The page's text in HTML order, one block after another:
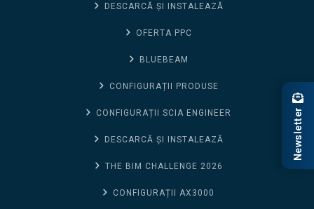
DESCARCĂ ȘI INSTALEAZĂ
OFERTA PPC
BLUEBEAM
CONFIGURAȚII PRODUSE
CONFIGURAȚII SCIA ENGINEER
DESCARCĂ ȘI INSTALEAZĂ
THE BIM CHALLENGE 2026
CONFIGURAȚII AX3000
Newsletter